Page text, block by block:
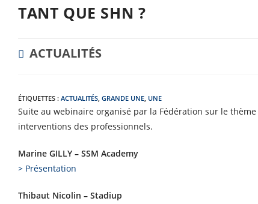
TANT QUE SHN ?
POST
CATEGORY:
ACTUALITÉS
ÉTIQUETTES : ACTUALITÉS, GRANDE UNE, UNE
Suite au webinaire organisé par la Fédération sur le thème
interventions des professionnels.
Marine GILLY – SSM Academy
> Présentation
Thibaut Nicolin – Stadiup